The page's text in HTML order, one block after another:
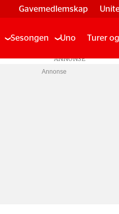
Gavemedlemskap
Sesongen Uno Turer
Annonse